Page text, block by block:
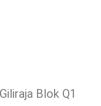
Blok Q1